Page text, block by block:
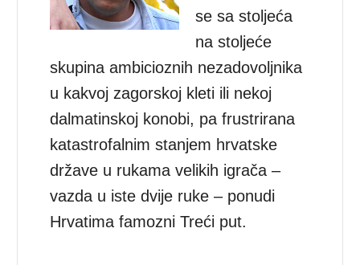
se sa stoljeća
na stoljeće
skupina ambicioznih nezadovoljnika
u kakvoj zagorskoj kleti ili nekoj
dalmatinskoj konobi, pa frustrirana
katastrofalnim stanjem hrvatske
države u rukama velikih igrača –
vazda u iste dvije ruke – ponudi
Hrvatima famozni Treći put.